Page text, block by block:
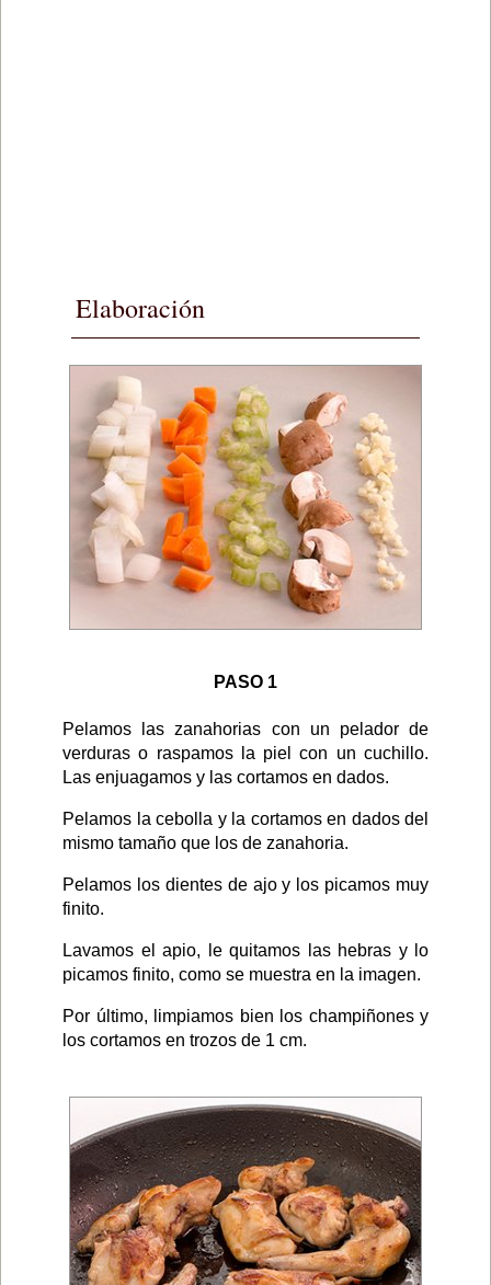
Elaboración
PASO 1
Pelamos las zanahorias con un pelador de
verduras o raspamos la piel con un cuchillo.
Las enjuagamos y las cortamos en dados.
Pelamos la cebolla y la cortamos en dados del
mismo tamaño que los de zanahoria.
Pelamos los dientes de ajo y los picamos muy
finito.
Lavamos el apio, le quitamos las hebras y lo
picamos finito, como se muestra en la imagen.
Por último, limpiamos bien los champiñones y
los cortamos en trozos de 1 cm.